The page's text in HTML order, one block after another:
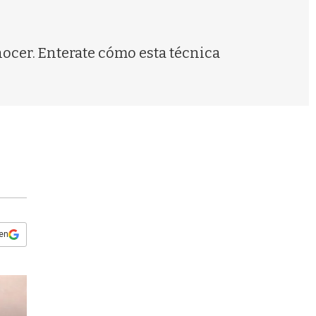
Enterate cómo esta técnica